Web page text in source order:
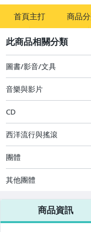
首頁主打 商品
其它
圖書/影音/文具
音樂與影片
CD
西洋流行與搖滾
團體
其他團體
商品資訊